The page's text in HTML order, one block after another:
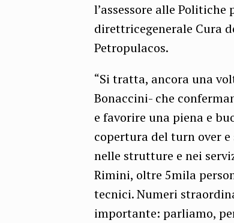
l’assessore alle
direttricegenerale Cura
Petropulacos.
“Si tratta, ancora una
Bonaccini- che
e favorire una piena e
copertura del turn over
nelle strutture e nei
Rimini, oltre 5mila
tecnici. Numeri
importante: parliamo,